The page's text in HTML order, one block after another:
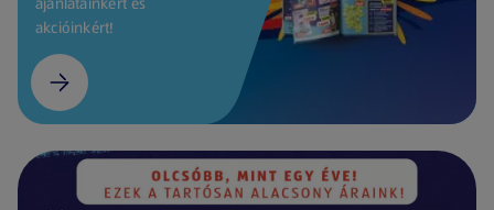
akcióinkért!